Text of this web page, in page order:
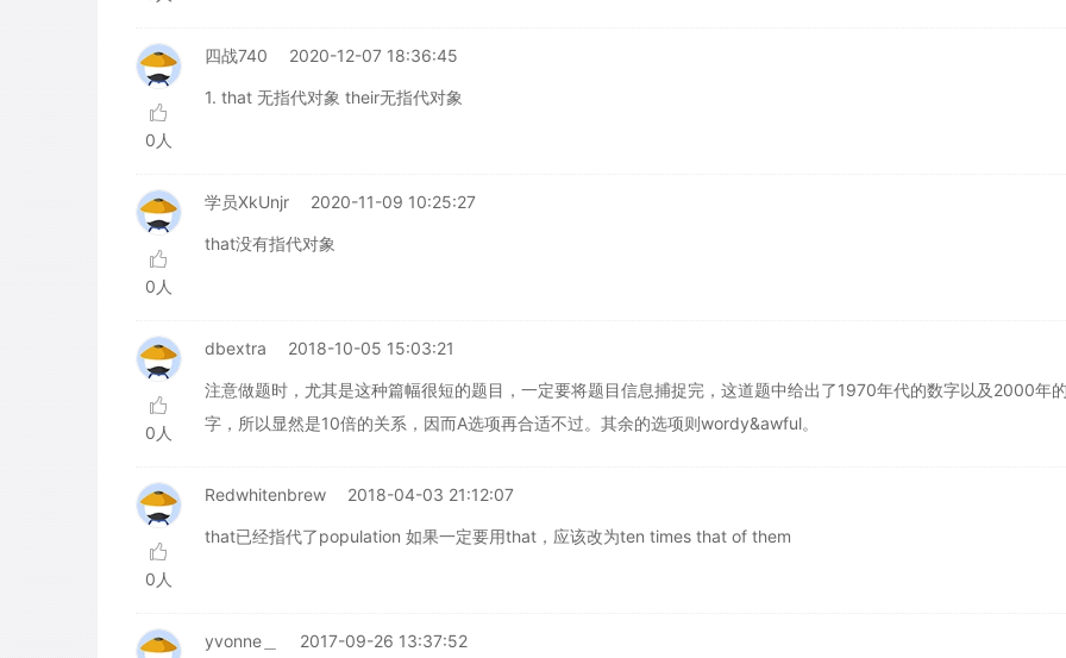
0人
四战740 2020-12-07 18:36:45
1. that 无指代对象 their无指代对象
0人
学员XkUnjr 2020-11-09 10:25:27
that没有指代对象
0人
dbextra 2018-10-05 15:03:21
注意做题时，尤其是这种篇幅很短的题目，一定要将题目信息捕捉完，这道题中给出了1970年代的数字以及2000年
字，所以显然是10倍的关系，因而A选项再合适不过。其余的选项则wordy&awful。
0人
Redwhitenbrew 2018-04-03 21:12:07
that已经指代了population 如果一定要用that，应该改为ten times that of them
yvonne＿ 2017-09-26 13:37:52